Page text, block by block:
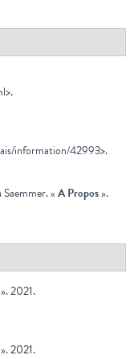
>.
information/42993>.
Saemmer.«A Propos».
». 2021.
». 2021.